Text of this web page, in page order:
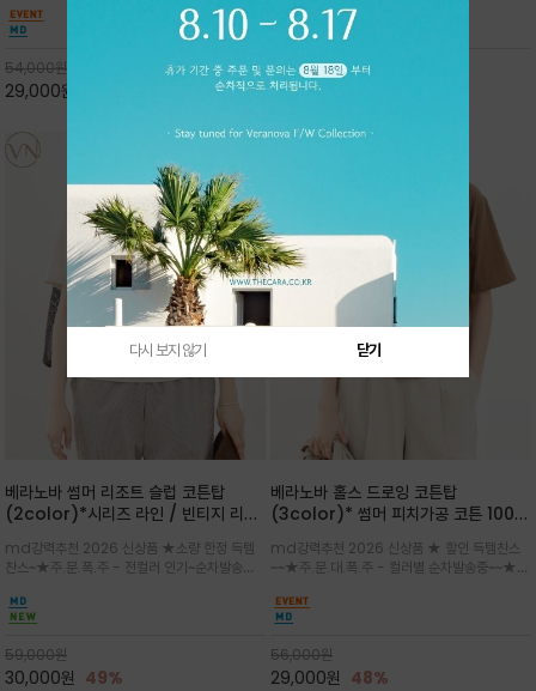
안함을 동시에 느낄수 있으며 차분하고 필요한
컬러웨이로 단독 또는 린넨 자켓/ 여름점퍼 안에
코디하기 만능템 입니다^^
54,000원
29,000원
핏 강연티셔츠
한 착용감을 선사하며, 자연스럽게 떨어지는 실루
엣이 편안하며 ★도회적인 무드로 루즈하게 단독
65,000원
30,000
베라노바 썸머 리조트 슬럽 코튼탑
(2color)*시리즈 라인 / 빈티지 리조
는 가벼운 코튼 터치의 반팔 티셔츠입니
다
md강력추천 2026 신상품 ★소량 한정 득템
찬스~★주.문.폭.주 - 전컬러 인기~순차발송중
아(Sepia)나 파스텔 톤의 해변 풍경으로 세련
된 뮤트톤 컬러 팔레트로 빈티지한 무드의 선샤
인 프린트가 더해져 담백하면서도 감각
59,000원
30,000원 49%
베라노바 홀스 드로잉 코튼탑
(3color)* 썸머 피치가공 코튼 100프
의 미를 살려 말의 윤곽선만 스케치하여
감성을 담은 아이템
md강력추천 2026 신상품 ★ 할인 득템찬스
~~★주.문.대.폭.주 - 컬러별 순차발송중~~★프
말(Horse) 드로잉 티셔츠는 여유로운 실루엣과
감각적인 아트워크로 고급스러운 여름 스타일링
을 완성할 수 있습니다
56,000원
29,000원 48%
다시 보지 않기 닫기